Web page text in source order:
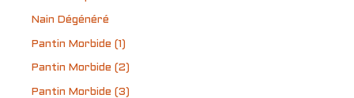
Nain Dégénéré
Pantin Morbide (1)
Pantin Morbide (2)
Pantin Morbide (3)